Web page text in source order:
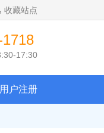
收藏站点
17:30
用户注册